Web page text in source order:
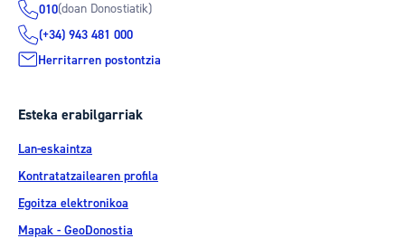
010(doan Donostiatik)
(+34) 943 481 000
Herritarren postontzia
Esteka erabilgarriak
Lan-eskaintza
Kontratatzailearen profila
Egoitza elektronikoa
Mapak - GeoDonostia